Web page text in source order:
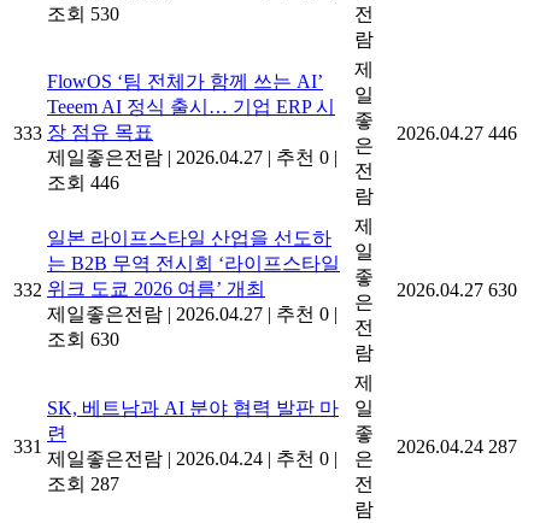
조회 530
전
람
333
FlowOS ‘팀 전체가 함께 쓰는 AI’
Teeem AI 정식 출시… 기업 ERP 시
장 점유 목표
제일좋은전람 | 2026.04.27 | 추천 0 |
조회 446
제
일
좋
은
전
람
2026.04.27 446
332
일본 라이프스타일 산업을 선도하
는 B2B 무역 전시회 ‘라이프스타일
위크 도쿄 2026 여름’ 개최
제일좋은전람 | 2026.04.27 | 추천 0 |
조회 630
제
일
좋
은
전
람
2026.04.27 630
331
SK, 베트남과 AI 분야 협력 발판 마
련
제일좋은전람 | 2026.04.24 | 추천 0 |
조회 287
제
일
좋
은
전
람
2026.04.24 287